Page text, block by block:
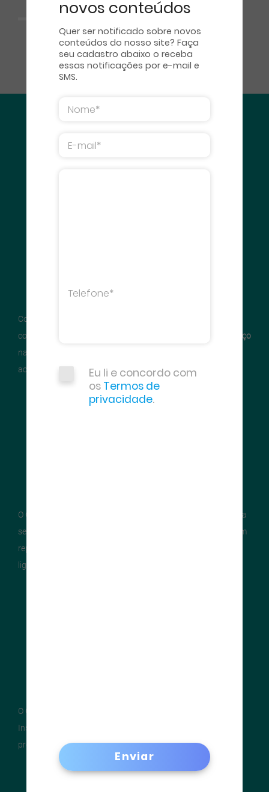
novos conteúdos
Quer ser notificado sobre novos
conteúdos do nosso site? Faça
seu cadastro abaixo o receba
essas notificações por e-mail e
SMS.
Eu li e concordo com
os Termos de
privacidade.
Enviar
Com a importância do
consumidor em todo o mundo - expandiu-se o consumo do
aço
na construção, e, consequentemente, as siderúrgicas
acompanharam essa evolução.
O Centro Brasileiro da
surgiu para
se juntar aos esforços de organizações nacionais que reúnem
representantes da indústria local, entidades e profissionais
ligados à
O CBCA não é uma entidade comercial. Ele tem por gestor o
Instituto Aço Brasil, oferecendo, desde 2002, o melhor para
produtores, clientes e pessoas.